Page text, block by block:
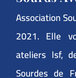
Association
2021. Elle
ateliers lsf,
Sourdes de